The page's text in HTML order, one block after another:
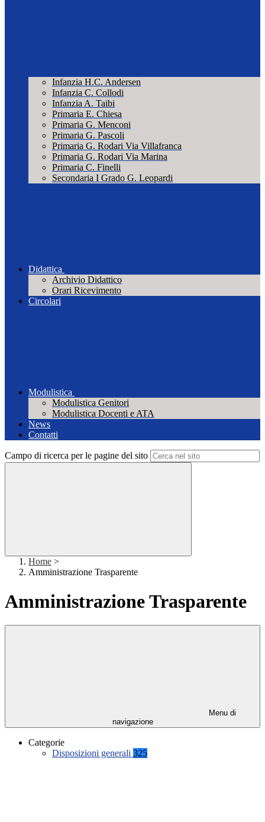
Infanzia H.C. Andersen
Infanzia C. Collodi
Infanzia A. Taibi
Primaria E. Chiesa
Primaria G. Menconi
Primaria G. Pascoli
Primaria G. Rodari Via Villafranca
Primaria G. Rodari Via Marina
Primaria C. Finelli
Secondaria I Grado G. Leopardi
Didattica
Archivio Didattico
Orari Ricevimento
Circolari
Modulistica
Modulistica Genitori
Modulistica Docenti e ATA
News
Contatti
Campo di ricerca per le pagine del sito
Home >
Amministrazione Trasparente
Amministrazione Trasparente
Menu di
navigazione
Categorie
Disposizioni generali 325